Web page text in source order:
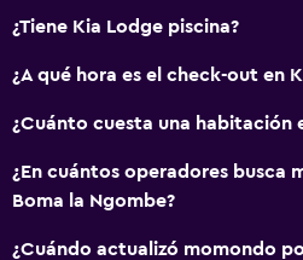
¿Tiene Kia Lodge piscina?
¿A qué hora es el check-out en
¿Cuánto cuesta una habitación
¿En cuántos operadores busca
Boma la Ngombe?
¿Cuándo actualizó momondo